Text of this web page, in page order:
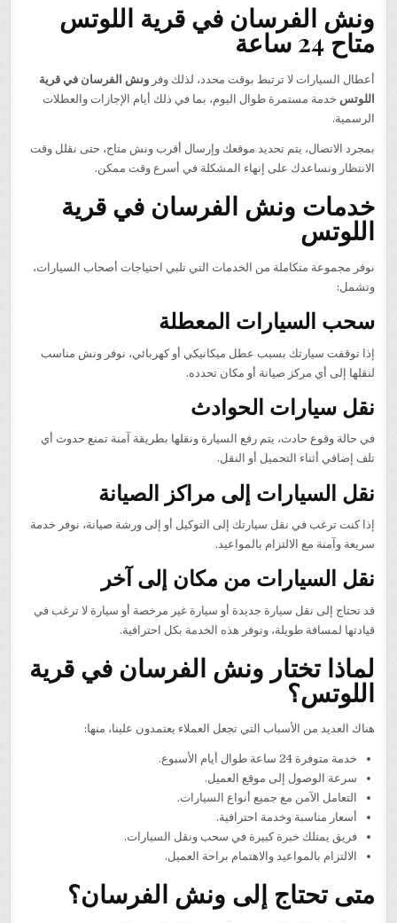
ونش الفرسان في قرية اللوتس
متاح 24 ساعة
أعطال السيارات لا ترتبط بوقت محدد، لذلك وفرونش الفرسان في قرية
اللوتس خدمة مستمرة طوال اليوم، بما في ذلك أيام الإجازات والعطلات
الرسمية.
بمجرد الاتصال، يتم تحديد موقعك وإرسال أقرب ونش متاح، حتى نقلل وقت
الانتظار ونساعدك على إنهاء المشكلة في أسرع وقت ممكن.
خدمات ونش الفرسان في قرية
اللوتس
نوفر مجموعة متكاملة من الخدمات التي تلبي احتياجات أصحاب السيارات،
وتشمل:
سحب السيارات المعطلة
إذا توقفت سيارتك بسبب عطل ميكانيكي أو كهربائي، نوفر ونش مناسب
لنقلها إلى أي مركز صيانة أو مكان تحدده.
نقل سيارات الحوادث
في حالة وقوع حادث، يتم رفع السيارة ونقلها بطريقة آمنة تمنع حدوث أي
تلف إضافي أثناء التحميل أو النقل.
نقل السيارات إلى مراكز الصيانة
إذا كنت ترغب في نقل سيارتك إلى التوكيل أو إلى ورشة صيانة، نوفر خدمة
سريعة وآمنة مع الالتزام بالمواعيد.
نقل السيارات من مكان إلى آخر
قد تحتاج إلى نقل سيارة جديدة أو سيارة غير مرخصة أو سيارة لا ترغب في
قيادتها لمسافة طويلة، ونوفر هذه الخدمة بكل احترافية.
لماذا تختار ونش الفرسان في قرية
اللوتس؟
هناك العديد من الأسباب التي تجعل العملاء يعتمدون علينا، منها:
خدمة متوفرة 24 ساعة طوال أيام الأسبوع.
سرعة الوصول إلى موقع العميل.
التعامل الآمن مع جميع أنواع السيارات.
أسعار مناسبة وخدمة احترافية.
فريق يمتلك خبرة كبيرة في سحب ونقل السيارات.
الالتزام بالمواعيد والاهتمام براحة العميل.
متى تحتاج إلى ونش الفرسان؟